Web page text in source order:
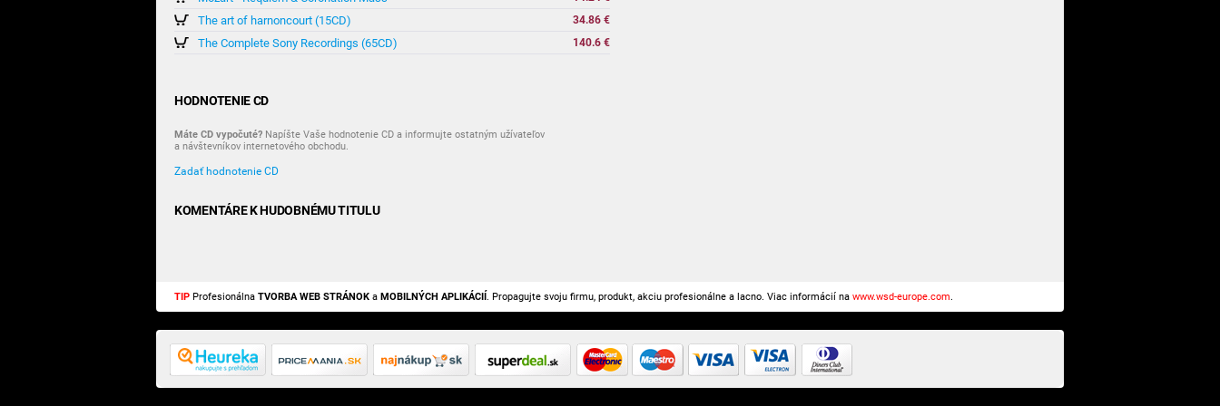
The art of harnoncourt (15CD) 34.86 €
The Complete Sony Recordings (65CD) 140.6 €
HODNOTENIE CD
Máte CD vypočuté? Napíšte Vaše hodnotenie CD a informujte ostatným užívateľov
a návštevníkov internetového obchodu.
Zadať hodnotenie CD
KOMENTÁRE K HUDOBNÉMU TITULU
TIP Profesionálna TVORBA WEB STRÁNOK a MOBILNÝCH APLIKÁCIÍ. Propagujte svoju firmu, produkt, akciu profesionálne a lacno. Viac informácií na www.wsd-europe.com.